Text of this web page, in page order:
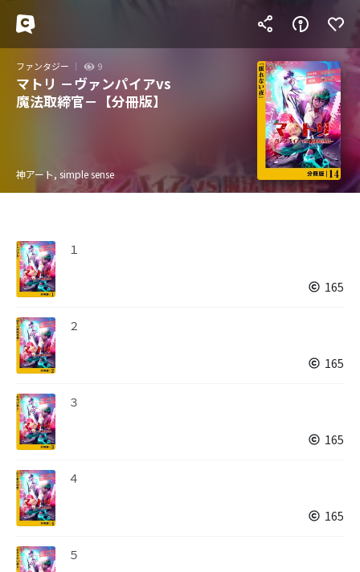
ファンタジー 9
マトリ －ヴァンパイアvs
魔法取締官－【分冊版】
神アート, simple sense
１
165
２
165
３
165
４
165
５